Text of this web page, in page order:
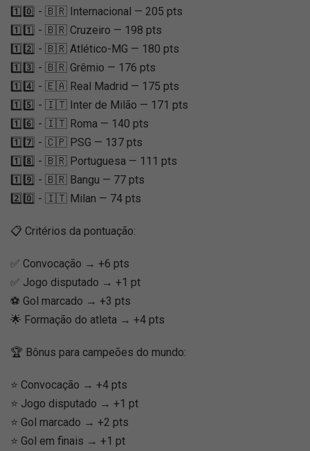
1️⃣0️⃣ - 🇧🇷 Internacional — 205 pts
1️⃣1️⃣ - 🇧🇷 Cruzeiro — 198 pts
1️⃣2️⃣ - 🇧🇷 Atlético-MG — 180 pts
1️⃣3️⃣ - 🇧🇷 Grêmio — 176 pts
1️⃣4️⃣ - 🇪🇦 Real Madrid — 175 pts
1️⃣5️⃣ - 🇮🇹 Inter de Milão — 171 pts
1️⃣6️⃣ - 🇮🇹 Roma — 140 pts
1️⃣7️⃣ - 🇨🇵 PSG — 137 pts
1️⃣8️⃣ - 🇧🇷 Portuguesa — 111 pts
1️⃣9️⃣ - 🇧🇷 Bangu — 77 pts
2️⃣0️⃣ - 🇮🇹 Milan — 74 pts
📋 Critérios da pontuação:
✅ Convocação → +6 pts
✅ Jogo disputado → +1 pt
⚽ Gol marcado → +3 pts
🌟 Formação do atleta → +4 pts
🏆 Bônus para campeões do mundo:
⭐ Convocação → +4 pts
⭐ Jogo disputado → +1 pt
⭐ Gol marcado → +2 pts
⭐ Gol em finais → +1 pt